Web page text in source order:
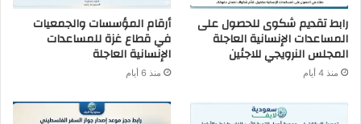
رابط تقديم شكوى للحصول على
المساعدات الإنسانية العاجلة
المجلس النرويجي للاجئين
منذ 4 أيام
أرقام المؤسسات والجمعيات
في قطاع غزة للمساعدات
الإنسانية العاجلة
منذ 6 أيام